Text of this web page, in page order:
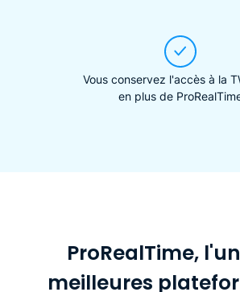
Vous conservez l'accès à la
en plus de
ProRealTime,
meilleures